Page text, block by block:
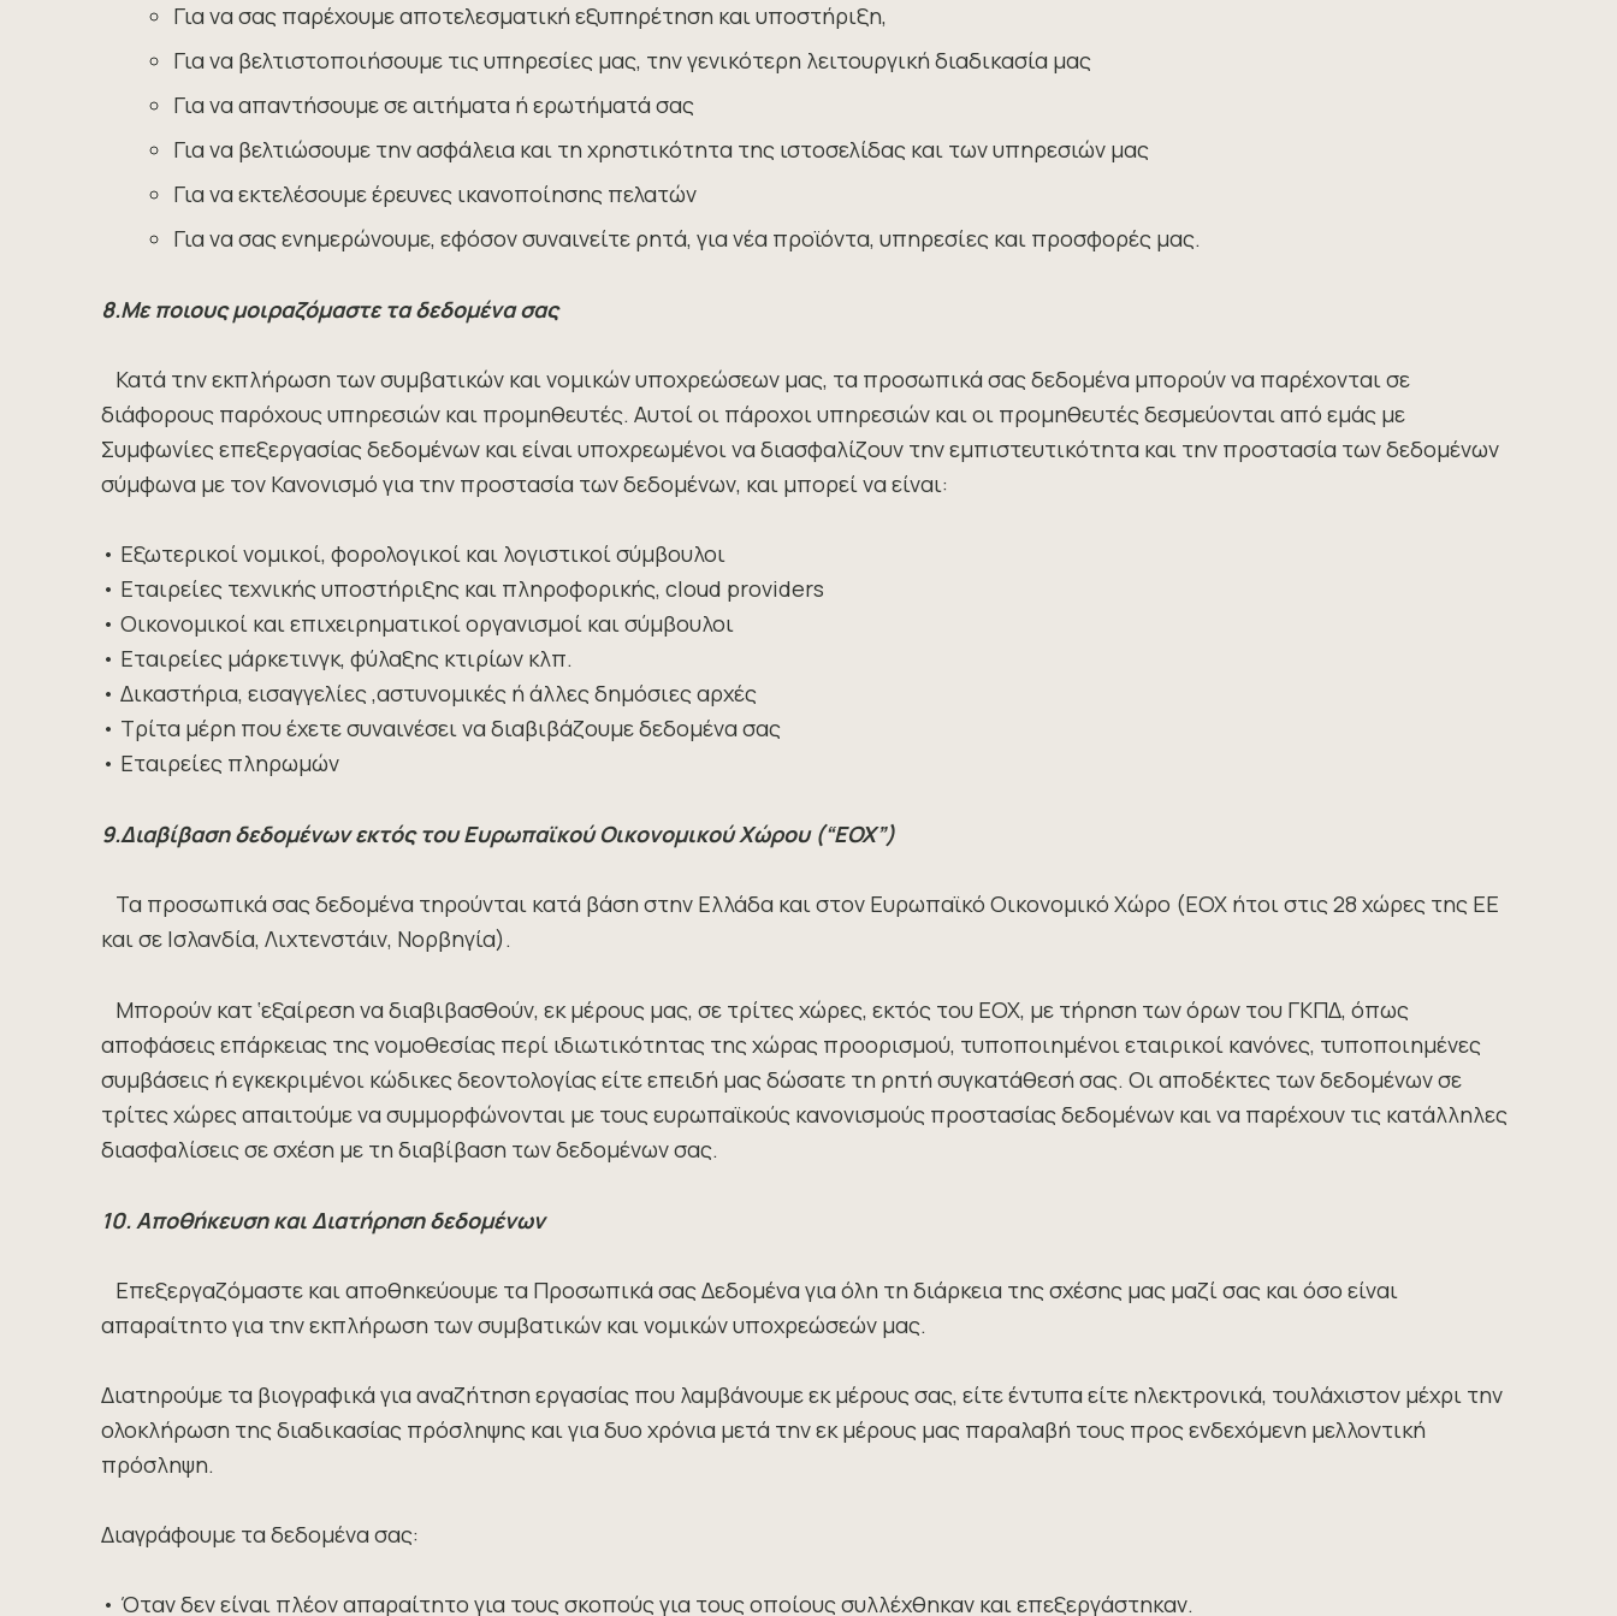
Για να σας παρέχουμε αποτελεσματική εξυπηρέτηση και υποστήριξη,
Για να βελτιστοποιήσουμε τις υπηρεσίες μας, την γενικότερη λειτουργική διαδικασία μας
Για να απαντήσουμε σε αιτήματα ή ερωτήματά σας
Για να βελτιώσουμε την ασφάλεια και τη χρηστικότητα της ιστοσελίδας και των υπηρεσιών μας
Για να εκτελέσουμε έρευνες ικανοποίησης πελατών
Για να σας ενημερώνουμε, εφόσον συναινείτε ρητά, για νέα προϊόντα, υπηρεσίες και προσφορές μας.
8.Με ποιους μοιραζόμαστε τα δεδομένα σας
Κατά την εκπλήρωση των συμβατικών και νομικών υποχρεώσεων μας, τα προσωπικά σας δεδομένα μπορούν να παρέχονται σε
διάφορους παρόχους υπηρεσιών και προμηθευτές. Αυτοί οι πάροχοι υπηρεσιών και οι προμηθευτές δεσμεύονται από εμάς με
Συμφωνίες επεξεργασίας δεδομένων και είναι υποχρεωμένοι να διασφαλίζουν την εμπιστευτικότητα και την προστασία των δεδομένων
σύμφωνα με τον Κανονισμό για την προστασία των δεδομένων, και μπορεί να είναι:
• Εξωτερικοί νομικοί, φορολογικοί και λογιστικοί σύμβουλοι
• Εταιρείες τεχνικής υποστήριξης και πληροφορικής, cloud providers
• Οικονομικοί και επιχειρηματικοί οργανισμοί και σύμβουλοι
• Εταιρείες μάρκετινγκ, φύλαξης κτιρίων κλπ.
• Δικαστήρια, εισαγγελίες ,αστυνομικές ή άλλες δημόσιες αρχές
• Τρίτα μέρη που έχετε συναινέσει να διαβιβάζουμε δεδομένα σας
• Εταιρείες πληρωμών
9.Διαβίβαση δεδομένων εκτός του Ευρωπαϊκού Οικονομικού Χώρου (“ΕΟΧ”)
Τα προσωπικά σας δεδομένα τηρούνται κατά βάση στην Ελλάδα και στον Ευρωπαϊκό Οικονομικό Χώρο (ΕΟΧ ήτοι στις 28 χώρες της ΕΕ
και σε Ισλανδία, Λιχτενστάιν, Νορβηγία).
Μπορούν κατ ‘εξαίρεση να διαβιβασθούν, εκ μέρους μας, σε τρίτες χώρες, εκτός του ΕΟΧ, με τήρηση των όρων του ΓΚΠΔ, όπως
αποφάσεις επάρκειας της νομοθεσίας περί ιδιωτικότητας της χώρας προορισμού, τυποποιημένοι εταιρικοί κανόνες, τυποποιημένες
συμβάσεις ή εγκεκριμένοι κώδικες δεοντολογίας είτε επειδή μας δώσατε τη ρητή συγκατάθεσή σας. Οι αποδέκτες των δεδομένων σε
τρίτες χώρες απαιτούμε να συμμορφώνονται με τους ευρωπαϊκούς κανονισμούς προστασίας δεδομένων και να παρέχουν τις κατάλληλες
διασφαλίσεις σε σχέση με τη διαβίβαση των δεδομένων σας.
10. Αποθήκευση και Διατήρηση δεδομένων
Επεξεργαζόμαστε και αποθηκεύουμε τα Προσωπικά σας Δεδομένα για όλη τη διάρκεια της σχέσης μας μαζί σας και όσο είναι
απαραίτητο για την εκπλήρωση των συμβατικών και νομικών υποχρεώσεών μας.
Διατηρούμε τα βιογραφικά για αναζήτηση εργασίας που λαμβάνουμε εκ μέρους σας, είτε έντυπα είτε ηλεκτρονικά, τουλάχιστον μέχρι την
ολοκλήρωση της διαδικασίας πρόσληψης και για δυο χρόνια μετά την εκ μέρους μας παραλαβή τους προς ενδεχόμενη μελλοντική
πρόσληψη.
Διαγράφουμε τα δεδομένα σας:
• Όταν δεν είναι πλέον απαραίτητο για τους σκοπούς για τους οποίους συλλέχθηκαν και επεξεργάστηκαν.